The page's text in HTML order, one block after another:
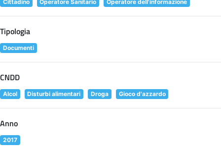
Cittadino Operatore Sanitario Operatore dell'informazione
Tipologia
Documenti
CNDD
Alcol Disturbi alimentari Droga Gioco d'azzardo
Anno
2017